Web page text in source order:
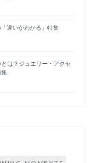
違いがわかる」特集
は？ジュエリー・アクセ
集